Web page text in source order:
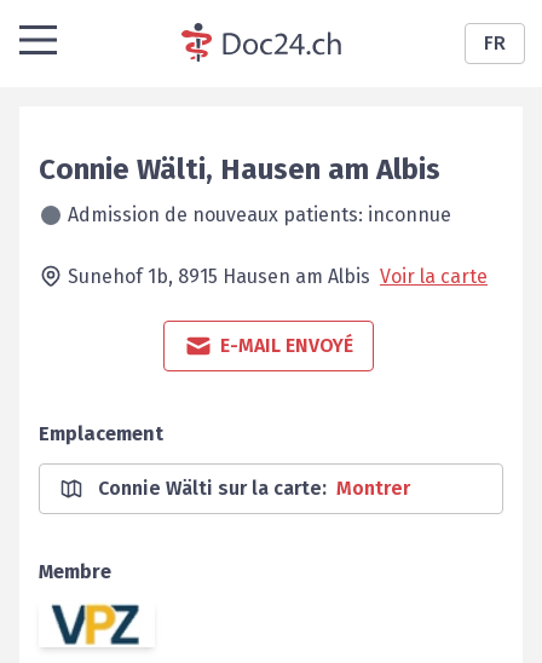
FR
Connie Wälti, Hausen am Albis
Admission de nouveaux patients: inconnue
Sunehof 1b, 8915 Hausen am Albis Voir la carte
E-MAIL ENVOYÉ
Emplacement
Connie Wälti sur la carte: Montrer
Membre